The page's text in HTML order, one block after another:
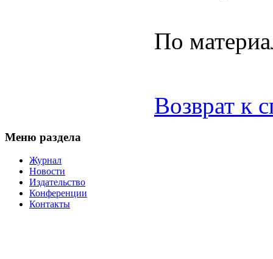
По
Возврат к
Меню раздела
Журнал
Новости
Издательство
Конференции
Контакты